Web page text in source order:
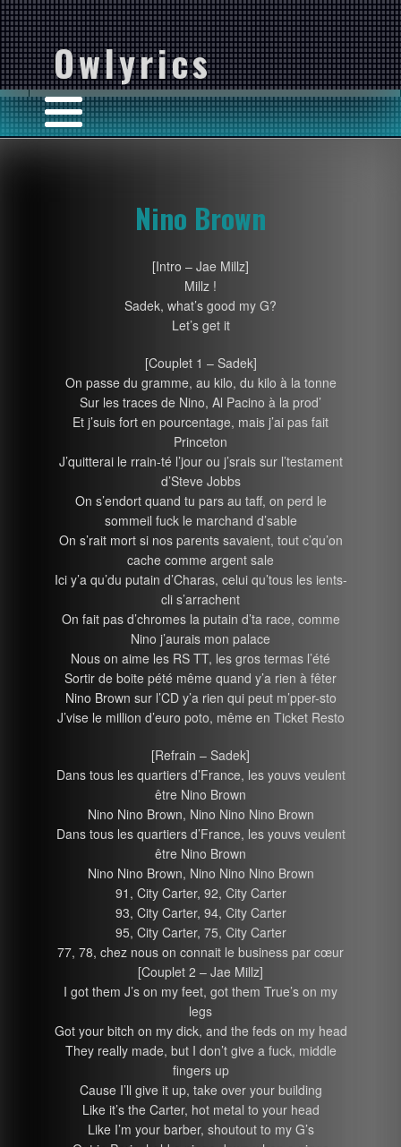
Owlyrics
Nino Brown
[Intro – Jae Millz]
Millz !
Sadek, what’s good my G?
Let’s get it
[Couplet 1 – Sadek]
On passe du gramme, au kilo, du kilo à la tonne
Sur les traces de Nino, Al Pacino à la prod’
Et j’suis fort en pourcentage, mais j’ai pas fait
Princeton
J’quitterai le rrain-té l’jour ou j’srais sur l’testament
d’Steve Jobbs
On s’endort quand tu pars au taff, on perd le
sommeil fuck le marchand d’sable
On s’rait mort si nos parents savaient, tout c’qu’on
cache comme argent sale
Ici y’a qu’du putain d’Charas, celui qu’tous les ients-
cli s’arrachent
On fait pas d’chromes la putain d’ta race, comme
Nino j’aurais mon palace
Nous on aime les RS TT, les gros termas l’été
Sortir de boite pété même quand y’a rien à fêter
Nino Brown sur l’CD y’a rien qui peut m’pper-sto
J’vise le million d’euro poto, même en Ticket Resto
[Refrain – Sadek]
Dans tous les quartiers d’France, les youvs veulent
être Nino Brown
Nino Nino Brown, Nino Nino Nino Brown
Dans tous les quartiers d’France, les youvs veulent
être Nino Brown
Nino Nino Brown, Nino Nino Nino Brown
91, City Carter, 92, City Carter
93, City Carter, 94, City Carter
95, City Carter, 75, City Carter
77, 78, chez nous on connait le business par cœur
[Couplet 2 – Jae Millz]
I got them J’s on my feet, got them True’s on my
legs
Got your bitch on my dick, and the feds on my head
They really made, but I don’t give a fuck, middle
fingers up
Cause I’ll give it up, take over your building
Like it’s the Carter, hot metal to your head
Like I’m your barber, shoutout to my G’s